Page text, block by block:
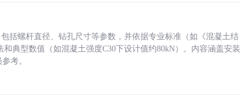
括螺杆直径、钻孔尺寸等参数，并依据专业标准（如《混凝土结
典型数值（如混凝土强度C30下设计值约80kN）。内容涵盖安装
考。